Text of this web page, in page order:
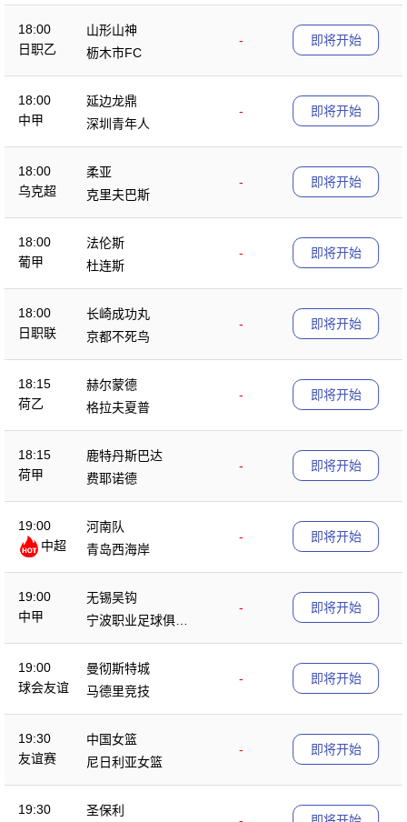
18:00
日职乙
山形山神
-
枥木市FC
即将开始
18:00
中甲
延边龙鼎
-
深圳青年人
即将开始
18:00
乌克超
柔亚
-
克里夫巴斯
即将开始
18:00
葡甲
法伦斯
-
杜连斯
即将开始
18:00
日职联
长崎成功丸
-
京都不死鸟
即将开始
18:15
荷乙
赫尔蒙德
-
格拉夫夏普
即将开始
18:15
荷甲
鹿特丹斯巴达
-
费耶诺德
即将开始
19:00
中超
河南队
-
青岛西海岸
即将开始
19:00
中甲
无锡吴钩
-
宁波职业足球俱乐
部
即将开始
19:00
球会友谊
曼彻斯特城
-
马德里竞技
即将开始
19:30
友谊赛
中国女篮
-
尼日利亚女篮
即将开始
19:30
圣保利